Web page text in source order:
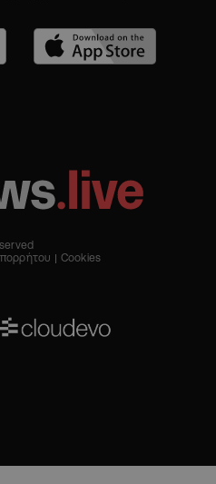
Cookies